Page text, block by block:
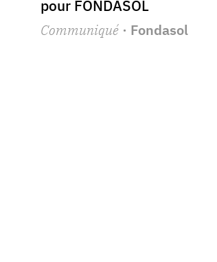
pour FONDASOL
Communiqué· Fondasol